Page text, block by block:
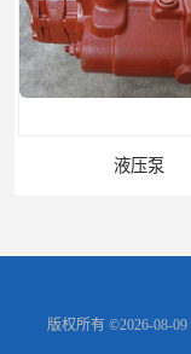
液压泵
版权所有 ©2026-08-09